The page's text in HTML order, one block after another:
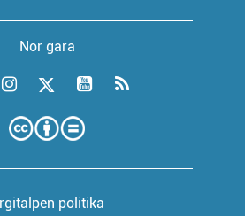
Nor gara
politika